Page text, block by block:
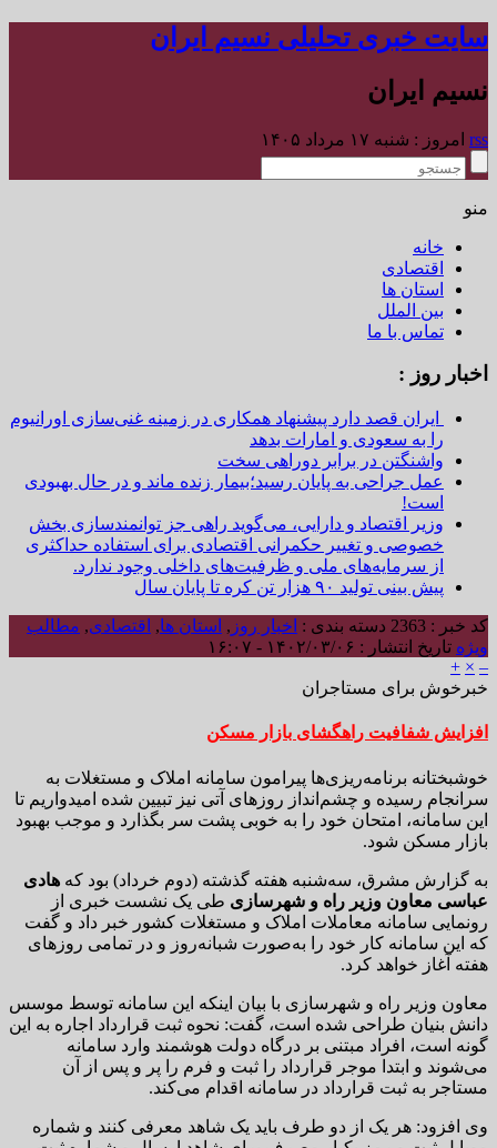
سایت خبری تحلیلی نسیم ایران
نسیم ایران
rss امروز : شنبه ۱۷ مرداد ۱۴۰۵
منو
خانه
اقتصادی
استان ها
بین الملل
تماس با ما
اخبار روز :
ایران قصد دارد پیشنهاد همکاری در زمینه غنی‌سازی اورانیوم
را به سعودی و امارات بدهد
واشنگتن در برابر دوراهی سخت
عمل جراحی به پایان رسید؛بیمار زنده ماند و در حال بهبودی
است!
وزیر اقتصاد و دارایی، می‌گوید راهی جز توانمندسازی بخش
خصوصی و تغییر حکمرانی اقتصادی برای استفاده حداکثری
از سرمایه‌های ملی و ظرفیت‌های داخلی وجود ندارد.
پیش بینی تولید ۹۰ هزار تن کره تا پایان سال
کد خبر : 2363 دسته بندی : اخبار روز , استان ها, اقتصادی, مطالب
ویژه تاریخ انتشار : ۱۴۰۲/۰۳/۰۶ - ۱۶:۰۷
–
×
+
خبرخوش برای مستاجران
افزایش شفافیت راهگشای بازار مسکن
خوشبختانه برنامه‌ریزی‌ها پیرامون سامانه املاک و مستغلات به
سرانجام رسیده و چشم‌انداز روزهای آتی نیز تبیین شده امیدواریم تا
این سامانه، امتحان خود را به خوبی پشت سر بگذارد و موجب بهبود
بازار مسکن شود.
به گزارش مشرق، سه‌شنبه هفته گذشته (دوم خرداد) بود که هادی
عباسی معاون وزیر راه و شهرسازی طی یک نشست خبری از
رونمایی سامانه معاملات املاک و مستغلات کشور خبر داد و گفت
که این سامانه کار خود را به‌صورت شبانه‌روز و در تمامی روزهای
هفته آغاز خواهد کرد.
معاون وزیر راه و شهرسازی با بیان اینکه این سامانه توسط موسس
دانش بنیان طراحی شده است، گفت: نحوه ثبت قرارداد اجاره به این
گونه است، افراد مبتنی بر درگاه دولت هوشمند وارد سامانه
می‌شوند و ابتدا موجر قرارداد را ثبت و فرم را پر و پس از آن
مستاجر به ثبت قرارداد در سامانه اقدام می‌کند.
وی افزود: هر یک از دو طرف باید یک شاهد معرفی کنند و شماره